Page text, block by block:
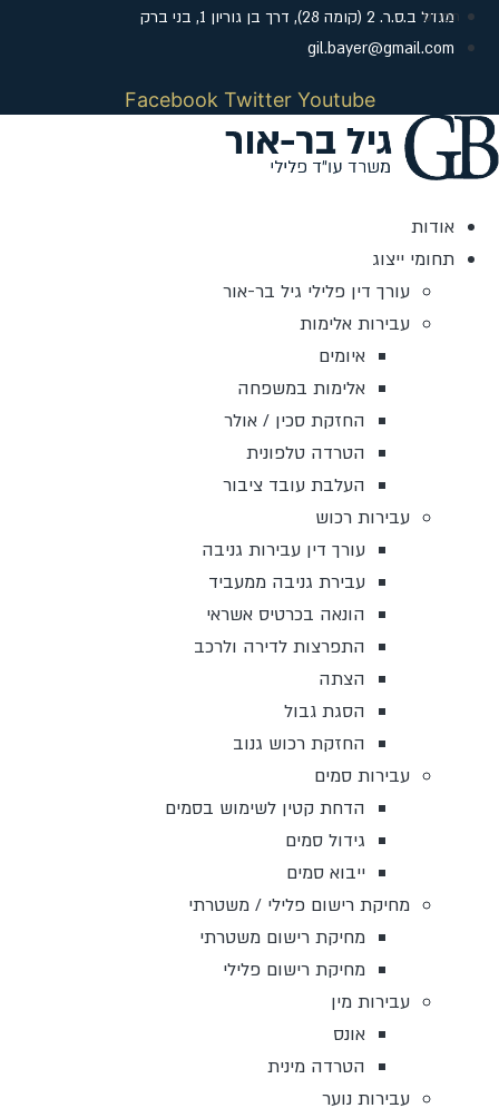
דלג
לתוכן
מגדל ב.ס.ר. 2 (קומה 28), דרך בן גוריון 1, בני ברק
gil.bayer@gmail.com
Facebook Twitter Youtube
אודות
תחומי ייצוג
עורך דין פלילי גיל בר-אור
עבירות אלימות
איומים
אלימות במשפחה
החזקת סכין / אולר
הטרדה טלפונית
העלבת עובד ציבור
עבירות רכוש
עורך דין עבירות גניבה
עבירת גניבה ממעביד
הונאה בכרטיס אשראי
התפרצות לדירה ולרכב
הצתה
הסגת גבול
החזקת רכוש גנוב
עבירות סמים
הדחת קטין לשימוש בסמים
גידול סמים
ייבוא סמים
מחיקת רישום פלילי / משטרתי
מחיקת רישום משטרתי
מחיקת רישום פלילי
עבירות מין
אונס
הטרדה מינית
עבירות נוער